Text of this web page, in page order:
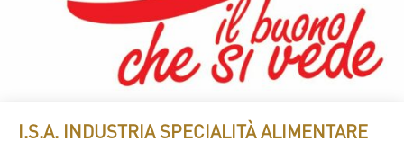
I.S.A. INDUSTRIA SPECIALITÀ ALIMENTARE